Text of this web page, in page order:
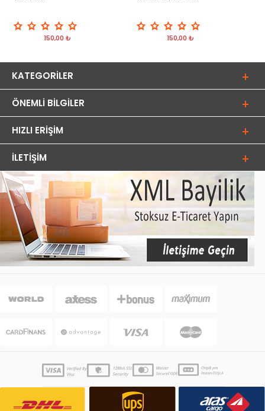
150,00 ₺ 150,00 ₺
KATEGORILER
ÖNEMLI BILGILER
HIZLI ERIŞIM
İLETIŞIM